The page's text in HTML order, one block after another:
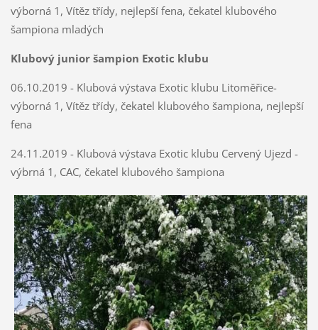
výborná 1, Vítěz třídy, nejlepší fena, čekatel klubového
šampiona mladých
Klubový junior šampion Exotic klubu
06.10.2019 - Klubová výstava Exotic klubu Litoměřice-
výborná 1, Vítěz třídy, čekatel klubového šampiona, nejlepší
fena
24.11.2019 - Klubová výstava Exotic klubu Cervený Ujezd -
výbrná 1, CAC, čekatel klubového šampiona